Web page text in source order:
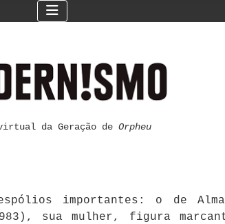
da Geração de Orpheu
importantes: o de
sua mulher, figura